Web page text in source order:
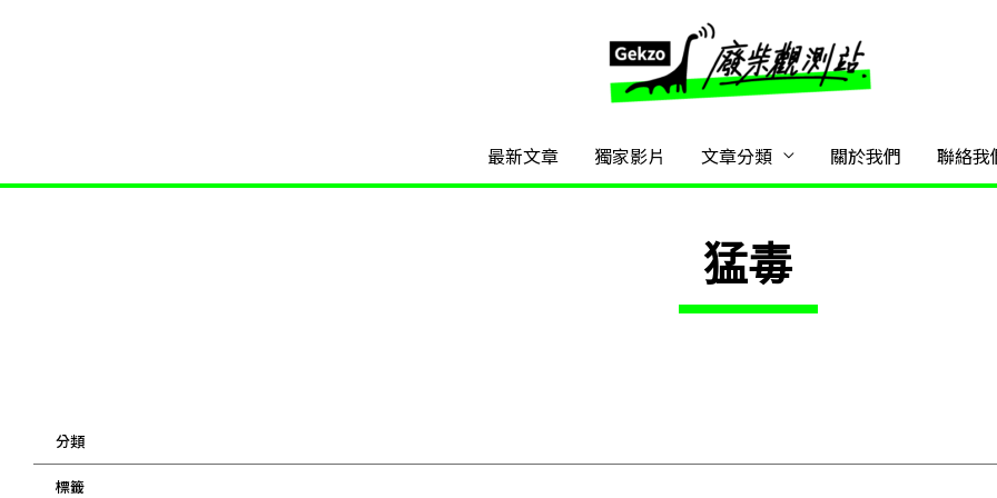
最新文章 獨家影片 文章分類 關於我們 聯絡我
猛毒
分類
標籤